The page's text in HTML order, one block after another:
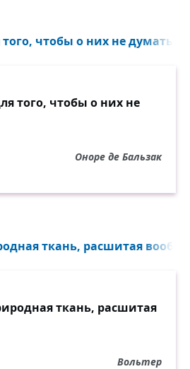
чтобы о них не думать...
того, чтобы о них не
Оноре де Бальзак
ткань, расшитая
ткань, расшитая
Вольтер